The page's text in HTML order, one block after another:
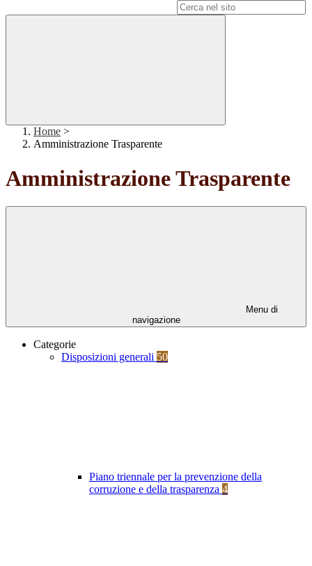
Home >
Amministrazione Trasparente
Amministrazione Trasparente
Menu di
navigazione
Categorie
Disposizioni generali 50
Piano triennale per la prevenzione della
corruzione e della trasparenza 4